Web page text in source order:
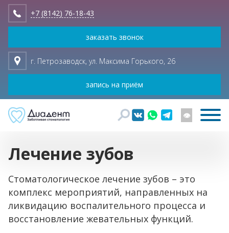
+7 (8142) 76-18-43
заказать звонок
г. Петрозаводск, ул. Максима Горького, 26
запись на приём
👁
Лечение зубов
Стоматологическое лечение зубов – это
комплекс мероприятий, направленных на
ликвидацию воспалительного процесса и
восстановление жевательных функций.